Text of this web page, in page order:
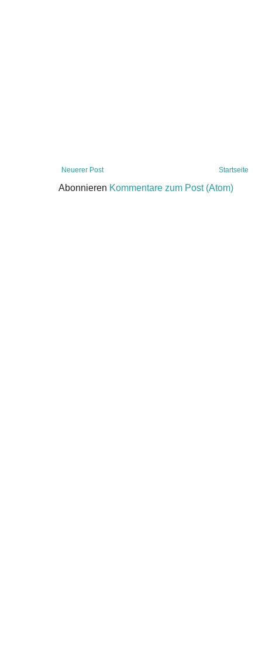
Neuerer Post Startseite
Abonnieren Kommentare zum Post (Atom)